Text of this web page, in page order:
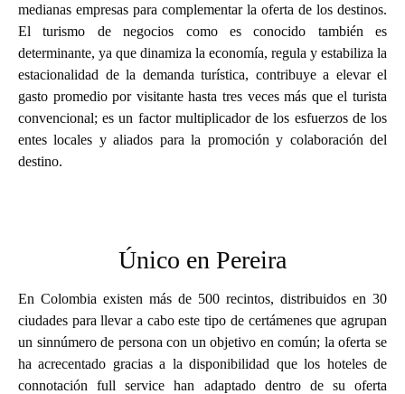
medianas empresas para complementar la oferta de los destinos.
El turismo de negocios como es conocido también es
determinante, ya que dinamiza la economía, regula y estabiliza la
estacionalidad de la demanda turística, contribuye a elevar el
gasto promedio por visitante hasta tres veces más que el turista
convencional; es un factor multiplicador de los esfuerzos de los
entes locales y aliados para la promoción y colaboración del
destino.
Único en Pereira
En Colombia existen más de 500 recintos, distribuidos en 30
ciudades para llevar a cabo este tipo de certámenes que agrupan
un sinnúmero de persona con un objetivo en común; la oferta se
ha acrecentado gracias a la disponibilidad que los hoteles de
connotación full service han adaptado dentro de su oferta